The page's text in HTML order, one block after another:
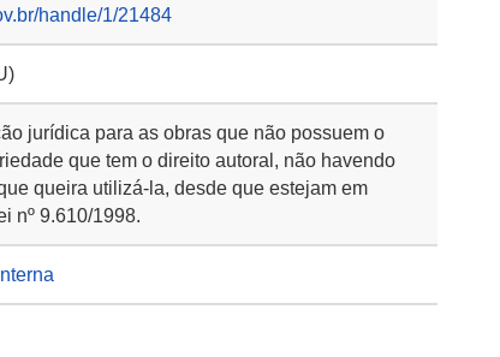
handle/1/21484
jurídica para as obras que não possuem o
que tem o direito autoral, não havendo
queira utilizá-la, desde que estejam em
nº 9.610/1998.